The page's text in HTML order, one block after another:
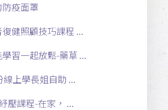
疫面罩
健照顧技巧課程 ...
學習一起放鬆-藥草 ...
線上學長姐自助 ...
壓課程-在家， ...